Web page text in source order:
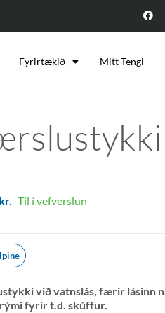
Fyrirtækið Mitt Tengi
kr. Til í vefverslun
við vatnslás, færir lásinn
fyrir t.d. skúffur.